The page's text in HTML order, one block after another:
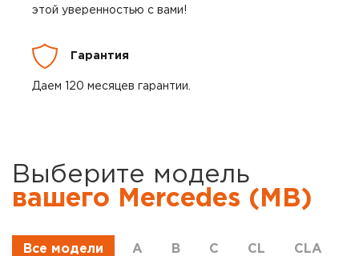
этой уверенностью с вами!
Гарантия
Даем 120 месяцев гарантии.
Выберите модель
вашего Mercedes (MB)
Все модели A B C CL CLA